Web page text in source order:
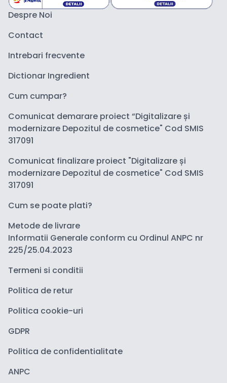
Despre Noi
Contact
Intrebari frecvente
Dictionar Ingredient
Cum cumpar?
Comunicat demarare proiect “Digitalizare și
modernizare Depozitul de cosmetice" Cod SMIS
317091
Comunicat finalizare proiect "Digitalizare și
modernizare Depozitul de cosmetice" Cod SMIS
317091
Cum se poate plati?
Metode de livrare
Informatii Generale conform cu Ordinul ANPC nr
225/25.04.2023
Termeni si conditii
Politica de retur
Politica cookie-uri
GDPR
Politica de confidentialitate
ANPC